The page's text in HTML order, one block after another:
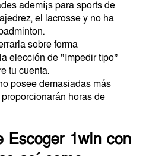
ademí¡s para sports de
el lacrosse y no ha
sobre forma
elección de “Impedir tipo”
tu cuenta.
posee demasiadas más
horas de
Escoger 1win con